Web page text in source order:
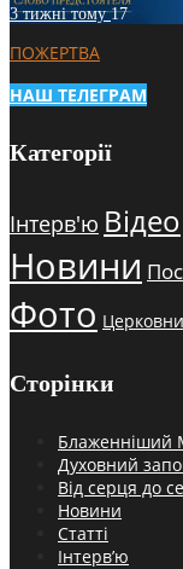
3 тижні тому17
ПОЖЕРТВА
НАШ ТЕЛЕГРАМ
Категорії
Інтерв'ю Відео
Новини
Фото
Сторінки
Блаженніший
Духовний
Від серця до
Новини
Статті
Інтерв’ю